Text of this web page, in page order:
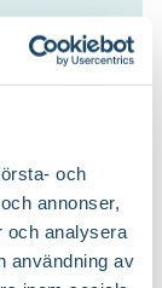
och
annonser,
och analysera
användning av
blöt.